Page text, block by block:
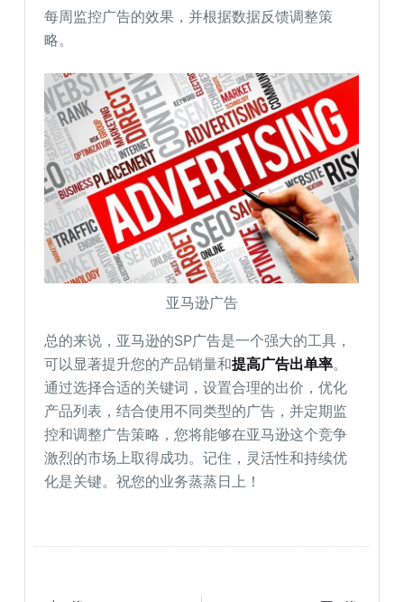
每周监控广告的效果，并根据数据反馈调整策
略。
亚马逊广告
总的来说，亚马逊的SP广告是一个强大的工具，
可以显著提升您的产品销量和提高广告出单率。
通过选择合适的关键词，设置合理的出价，优化
产品列表，结合使用不同类型的广告，并定期监
控和调整广告策略，您将能够在亚马逊这个竞争
激烈的市场上取得成功。记住，灵活性和持续优
化是关键。祝您的业务蒸蒸日上！